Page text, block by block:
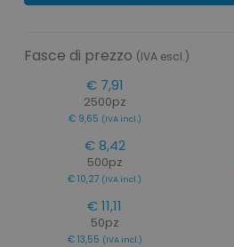
Fasce di prezzo (IVA escl.)
€ 7,91
2500pz
€ 9,65 (IVA incl.)
€ 8,42
500pz
€ 10,27 (IVA incl.)
€ 11,11
50pz
€ 13,55 (IVA incl.)